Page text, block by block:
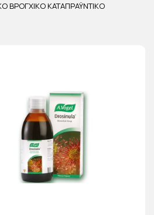
ΒΡΟΓΧΙΚΌ ΚΑΤΑΠΡΑΫ́ΝΤΙΚΌ